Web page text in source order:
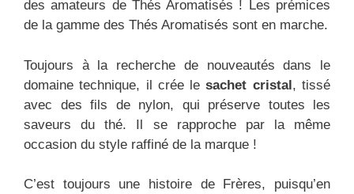
des amateurs de Thés Aromatisés ! Les prémices
de la gamme des Thés Aromatisés sont en marche.
Toujours à la recherche de nouveautés dans le
domaine technique, il crée le sachet cristal, tissé
avec des fils de nylon, qui préserve toutes les
saveurs du thé. Il se rapproche par la même
occasion du style raffiné de la marque !
C’est toujours une histoire de Frères, puisqu’en